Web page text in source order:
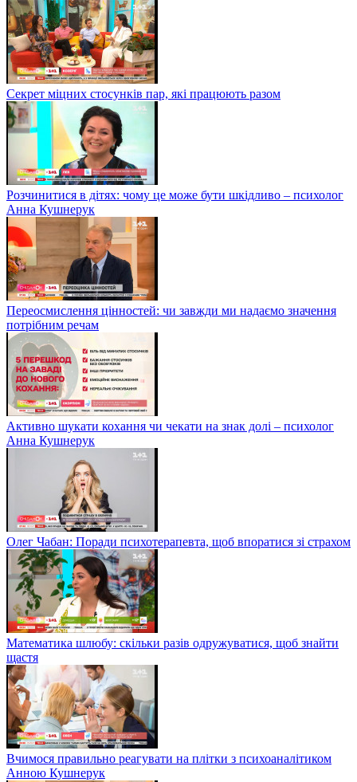
Секрет міцних стосунків пар, які працюють разом
Розчинитися в дітях: чому це може бути шкідливо – психолог
Анна Кушнерук
Переосмислення цінностей: чи завжди ми надаємо значення
потрібним речам
Активно шукати кохання чи чекати на знак долі – психолог
Анна Кушнерук
Олег Чабан: Поради психотерапевта, щоб впоратися зі страхом
Математика шлюбу: скільки разів одружуватися, щоб знайти
щастя
Вчимося правильно реагувати на плітки з психоаналітиком
Анною Кушнерук